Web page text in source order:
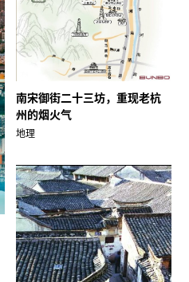
南宋御街二十三坊，重现老杭
州的烟火气
地理